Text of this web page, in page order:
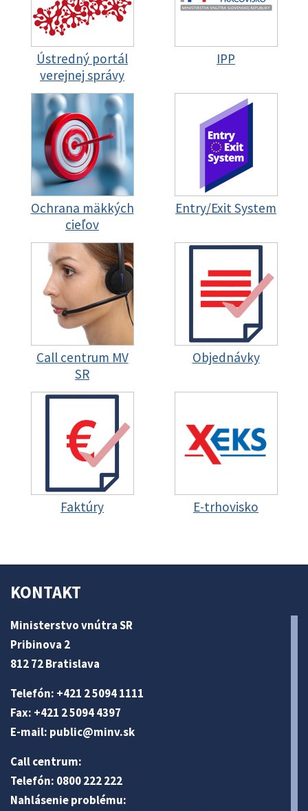
Ústredný portál
verejnej správy
IPP
Ochrana mäkkých
cieľov
Entry/Exit System
Call centrum MV
SR
Objednávky
Faktúry E-trhovisko
KONTAKT
Ministerstvo vnútra SR
Pribinova 2
812 72 Bratislava
Telefón: +421 2 5094 1111
Fax: +421 2 5094 4397
E-mail: public@minv.sk
Call centrum:
Telefón: 0800 222 222
Nahlásenie problému: